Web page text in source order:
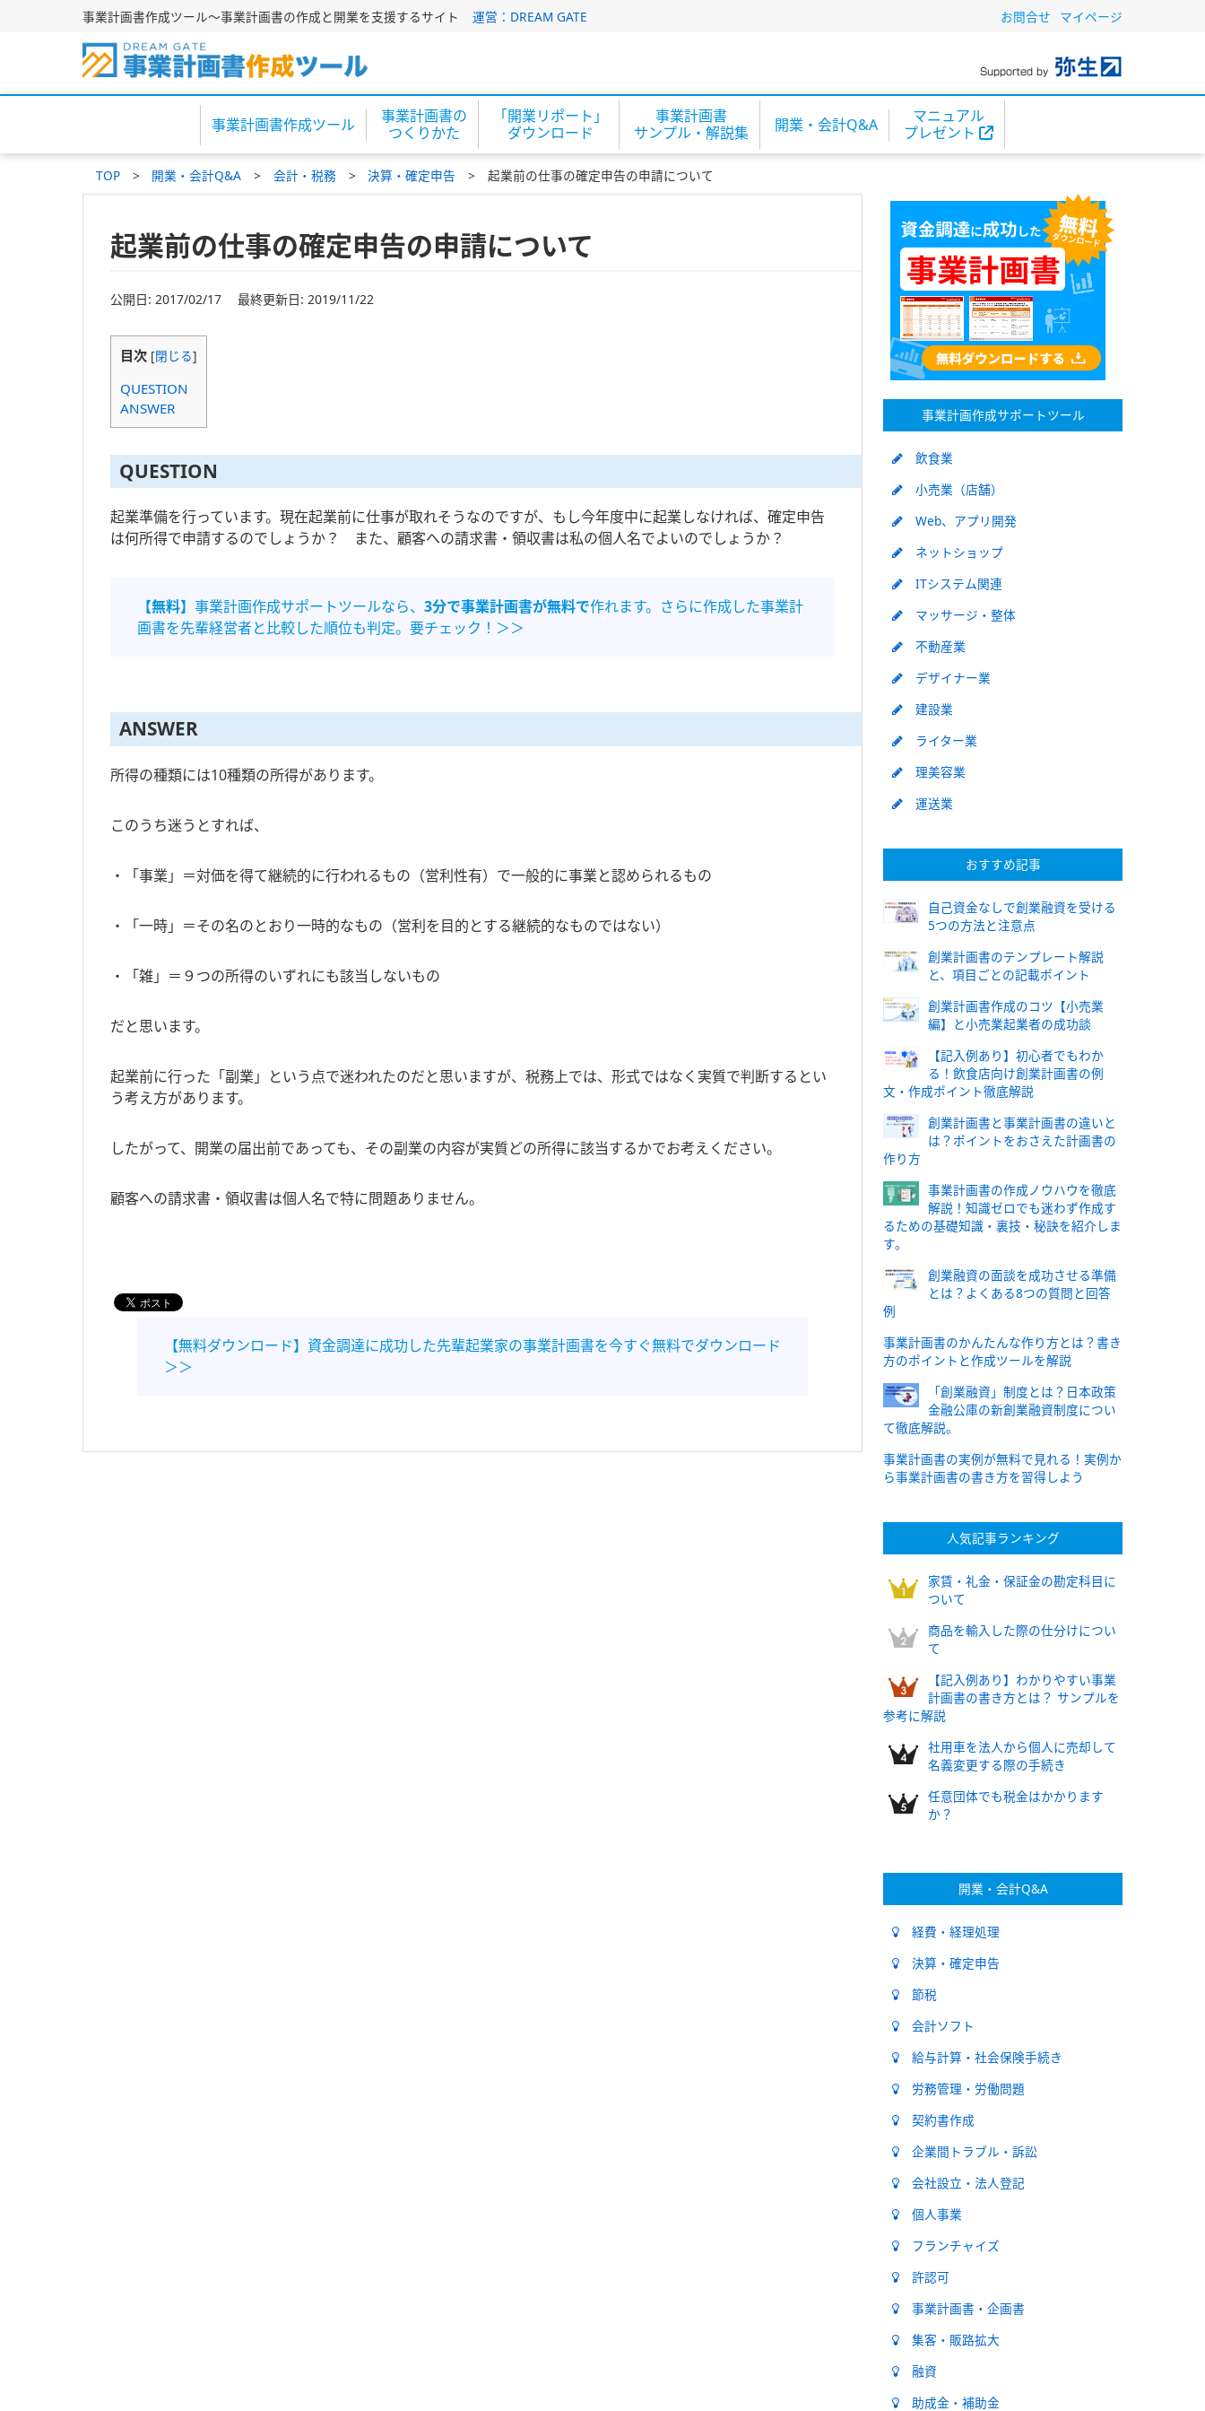
事業計画書作成ツール～事業計画書の作成と開業を支援するサイト 運営：DREAM GATE マイページ
お問合せ
事業計画書作成ツール
事業計画書の
つくりかた
「開業リポート」
ダウンロード
事業計画書
サンプル・解説集
開業・会計Q&A
マニュアル
プレゼント
TOP 開業・会計Q&A 会計・税務 決算・確定申告 起業前の仕事の確定申告の申請について
起業前の仕事の確定申告の申請について
公開日: 2017/02/17 最終更新日: 2019/11/22
目次 [閉じる]
QUESTION
ANSWER
QUESTION
起業準備を行っています。現在起業前に仕事が取れそうなのですが、もし今年度中に起業しなければ、確定申告
は何所得で申請するのでしょうか？ また、顧客への請求書・領収書は私の個人名でよいのでしょうか？
【無料】 事業計画作成サポートツールなら、 3分で事業計画書が無料で作れます。さらに作成した事業計
画書を先輩経営者と比較した順位も判定。要チェック！＞＞
ANSWER
所得の種類には10種類の所得があります。
このうち迷うとすれば、
・「事業」＝対価を得て継続的に行われるもの（営利性有）で一般的に事業と認められるもの
・「一時」＝その名のとおり一時的なもの（営利を目的とする継続的なものではない）
・「雑」＝９つの所得のいずれにも該当しないもの
だと思います。
起業前に行った「副業」という点で迷われたのだと思いますが、税務上では、形式ではなく実質で判断するとい
う考え方があります。
したがって、開業の届出前であっても、その副業の内容が実質どの所得に該当するかでお考えください。
顧客への請求書・領収書は個人名で特に問題ありません。
【無料ダウンロード】資金調達に成功した先輩起業家の事業計画書を今すぐ無料でダウンロード
＞＞
事業計画作成サポートツール
飲食業
小売業（店舗）
Web、アプリ開発
ネットショップ
ITシステム関連
マッサージ・整体
不動産業
デザイナー業
建設業
ライター業
理美容業
運送業
おすすめ記事
自己資金なしで創業融資を受ける
5つの方法と注意点
創業計画書のテンプレート解説
と、項目ごとの記載ポイント
創業計画書作成のコツ【小売業
編】と小売業起業者の成功談
【記入例あり】初心者でもわか
る！飲食店向け創業計画書の例
文・作成ポイント徹底解説
創業計画書と事業計画書の違いと
は？ポイントをおさえた計画書の
作り方
事業計画書の作成ノウハウを徹底
解説！知識ゼロでも迷わず作成す
るための基礎知識・裏技・秘訣を紹介しま
す。
創業融資の面談を成功させる準備
とは？よくある8つの質問と回答
例
事業計画書のかんたんな作り方とは？書き
方のポイントと作成ツールを解説
「創業融資」制度とは？日本政策
金融公庫の新創業融資制度につい
て徹底解説。
事業計画書の実例が無料で見れる！実例か
ら事業計画書の書き方を習得しよう
人気記事ランキング
家賃・礼金・保証金の勘定科目に
ついて
商品を輸入した際の仕分けについ
て
【記入例あり】わかりやすい事業
計画書の書き方とは？ サンプルを
参考に解説
社用車を法人から個人に売却して
名義変更する際の手続き
任意団体でも税金はかかります
か？
開業・会計Q&A
経費・経理処理
決算・確定申告
節税
会計ソフト
給与計算・社会保険手続き
労務管理・労働問題
契約書作成
企業間トラブル・訴訟
会社設立・法人登記
個人事業
フランチャイズ
許認可
事業計画書・企画書
集客・販路拡大
融資
助成金・補助金